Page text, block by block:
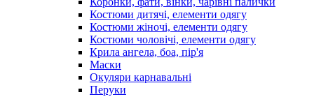
Костюми дитячі, елементи одягу
Костюми жіночі, елементи одягу
Костюми чоловічі, елементи одягу
Крила ангела, боа, пір'я
Маски
Окуляри карнавальні
Перуки